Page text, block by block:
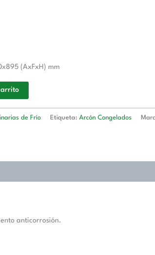
(AxFxH) mm
de Frío Etiqueta:Arcón Congelados
anticorrosión.